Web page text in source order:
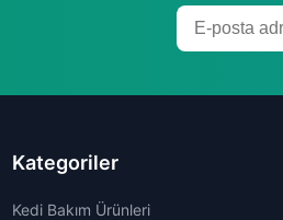
Kategoriler
Kedi Bakım Ürünleri